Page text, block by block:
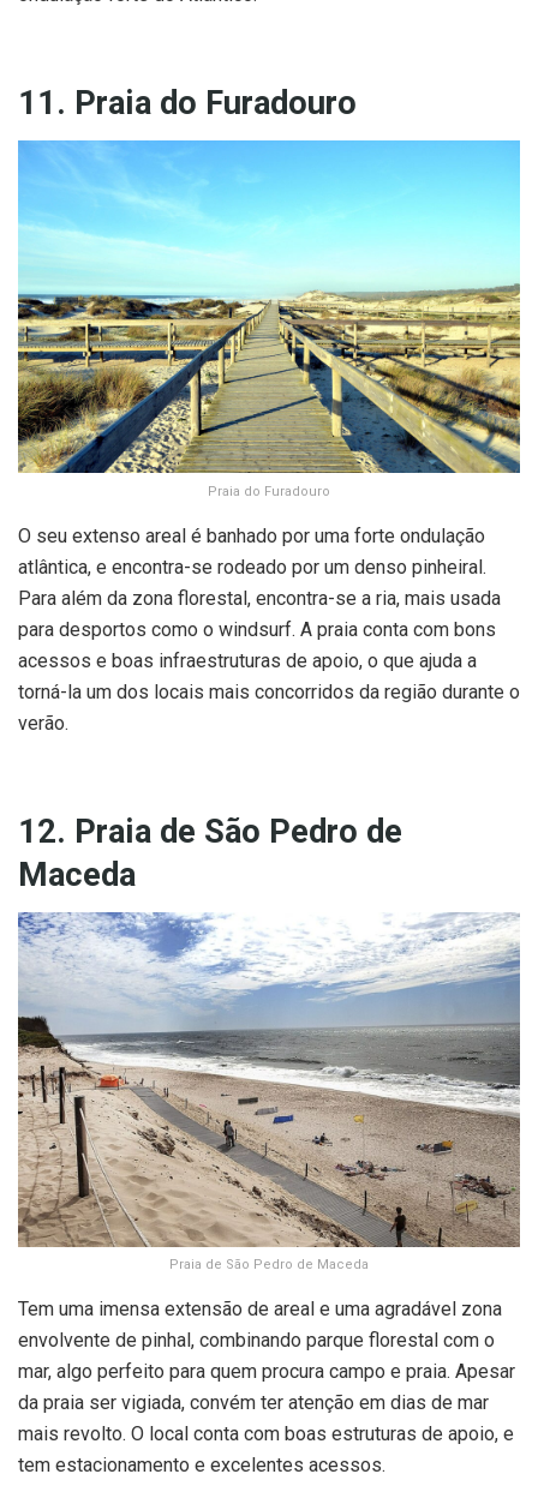
11. Praia do Furadouro
Praia do Furadouro
O seu extenso areal é banhado por uma forte ondulação
atlântica, e encontra-se rodeado por um denso pinheiral.
Para além da zona florestal, encontra-se a ria, mais usada
para desportos como o windsurf. A praia conta com bons
acessos e boas infraestruturas de apoio, o que ajuda a
torná-la um dos locais mais concorridos da região durante o
verão.
12. Praia de São Pedro de
Maceda
Praia de São Pedro de Maceda
Tem uma imensa extensão de areal e uma agradável zona
envolvente de pinhal, combinando parque florestal com o
mar, algo perfeito para quem procura campo e praia. Apesar
da praia ser vigiada, convém ter atenção em dias de mar
mais revolto. O local conta com boas estruturas de apoio, e
tem estacionamento e excelentes acessos.